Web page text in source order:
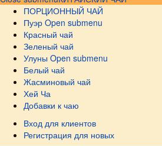
ПОРЦИОННЫЙ ЧАЙ
Пуэр Open submenu
Красный чай
Зеленый чай
Улуны Open submenu
Белый чай
Жасминовый чай
Хей Ча
Добавки к чаю
Вход для клиентов
Регистрация для новых